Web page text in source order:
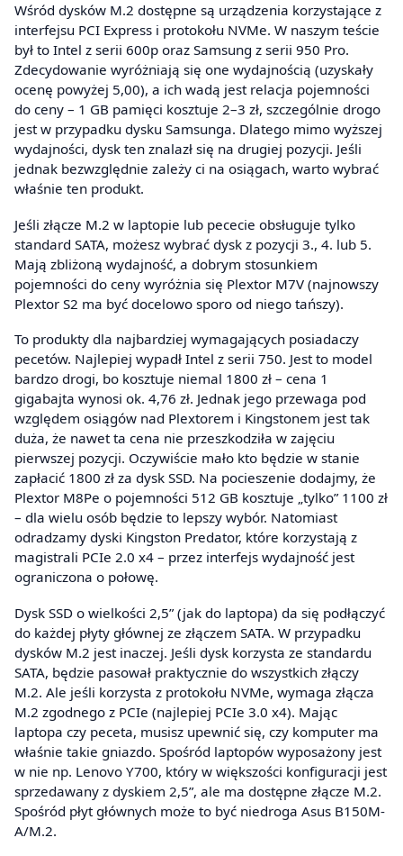
Wśród dysków M.2 dostępne są urządzenia korzystające z
interfejsu PCI Express i protokołu NVMe. W naszym teście
był to Intel z serii 600p oraz Samsung z serii 950 Pro.
Zdecydowanie wyróżniają się one wydajnością (uzyskały
ocenę powyżej 5,00), a ich wadą jest relacja pojemności
do ceny – 1 GB pamięci kosztuje 2–3 zł, szczególnie drogo
jest w przypadku dysku Samsunga. Dlatego mimo wyższej
wydajności, dysk ten znalazł się na drugiej pozycji. Jeśli
jednak bezwzględnie zależy ci na osiągach, warto wybrać
właśnie ten produkt.
Jeśli złącze M.2 w laptopie lub pececie obsługuje tylko
standard SATA, możesz wybrać dysk z pozycji 3., 4. lub 5.
Mają zbliżoną wydajność, a dobrym stosunkiem
pojemności do ceny wyróżnia się Plextor M7V (najnowszy
Plextor S2 ma być docelowo sporo od niego tańszy).
To produkty dla najbardziej wymagających posiadaczy
pecetów. Najlepiej wypadł Intel z serii 750. Jest to model
bardzo drogi, bo kosztuje niemal 1800 zł – cena 1
gigabajta wynosi ok. 4,76 zł. Jednak jego przewaga pod
względem osiągów nad Plextorem i Kingstonem jest tak
duża, że nawet ta cena nie przeszkodziła w zajęciu
pierwszej pozycji. Oczywiście mało kto będzie w stanie
zapłacić 1800 zł za dysk SSD. Na pocieszenie dodajmy, że
Plextor M8Pe o pojemności 512 GB kosztuje „tylko” 1100 zł
– dla wielu osób będzie to lepszy wybór. Natomiast
odradzamy dyski Kingston Predator, które korzystają z
magistrali PCIe 2.0 x4 – przez interfejs wydajność jest
ograniczona o połowę.
Dysk SSD o wielkości 2,5” (jak do laptopa) da się podłączyć
do każdej płyty głównej ze złączem SATA. W przypadku
dysków M.2 jest inaczej. Jeśli dysk korzysta ze standardu
SATA, będzie pasował praktycznie do wszystkich złączy
M.2. Ale jeśli korzysta z protokołu NVMe, wymaga złącza
M.2 zgodnego z PCIe (najlepiej PCIe 3.0 x4). Mając
laptopa czy peceta, musisz upewnić się, czy komputer ma
właśnie takie gniazdo. Spośród laptopów wyposażony jest
w nie np. Lenovo Y700, który w większości konfiguracji jest
sprzedawany z dyskiem 2,5”, ale ma dostępne złącze M.2.
Spośród płyt głównych może to być niedroga Asus B150M-
A/M.2.